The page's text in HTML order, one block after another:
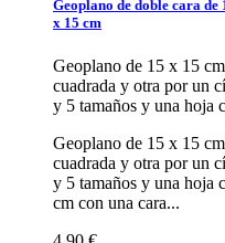
Geoplano de doble cara de
x 15 cm
Geoplano de 15 x 15
cuadrada y otra por un
y 5 tamaños y una hoja
Geoplano de 15 x 15
cuadrada y otra por un
y 5 tamaños y una hoja
cm con una cara...